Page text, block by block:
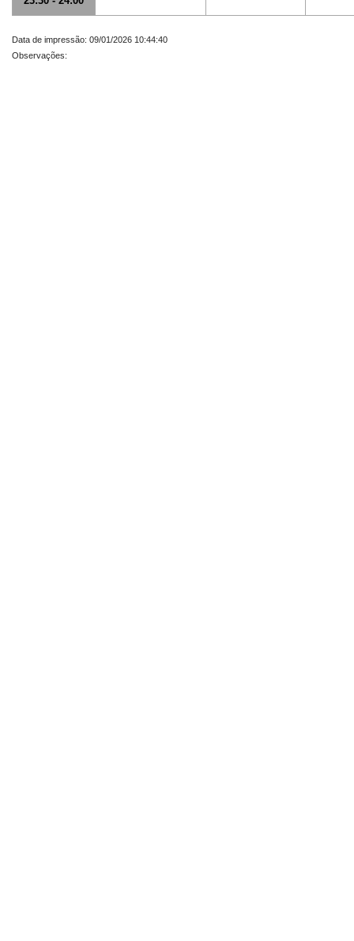
Data de impressão: 09/01/2026 10:44:40
Observações: